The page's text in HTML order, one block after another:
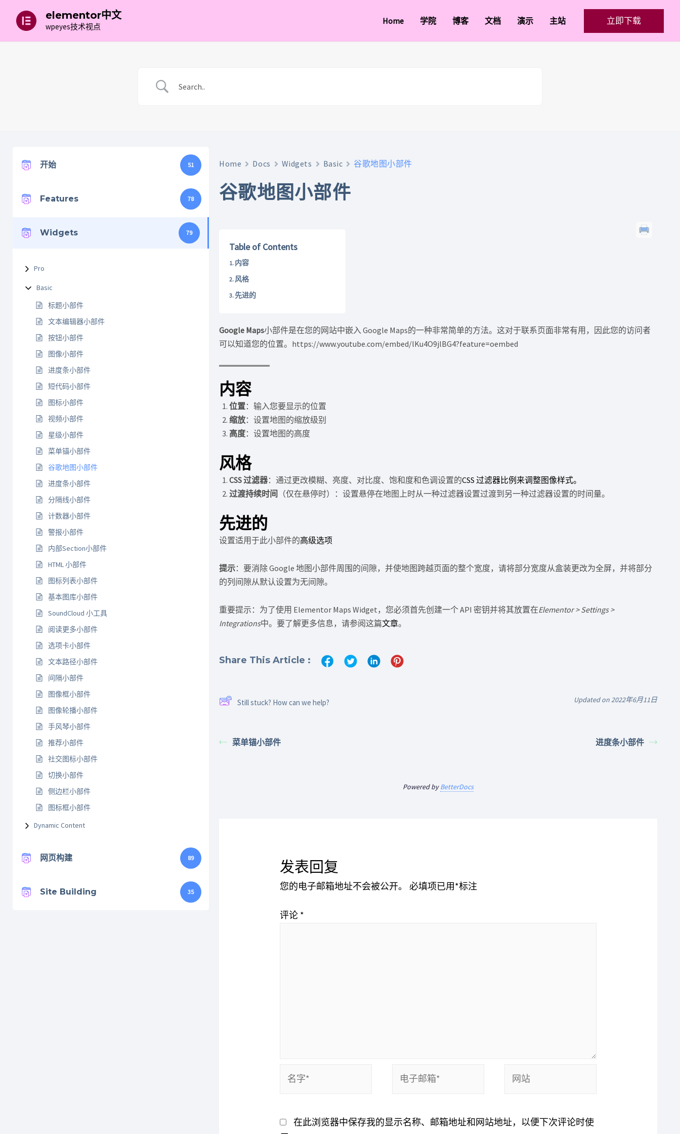
elementor中文
wpeyes技术视点
Home 学院 博客 文档 演示 主站 立即下载
开始 51
Features 78
Widgets 79
Pro
Basic
标题小部件
文本编辑器小部件
按钮小部件
图像小部件
进度条小部件
短代码小部件
图标小部件
视频小部件
星级小部件
菜单锚小部件
谷歌地图小部件
进度条小部件
分隔线小部件
计数器小部件
警报小部件
内部Section小部件
HTML 小部件
图标列表小部件
基本图库小部件
SoundCloud 小工具
阅读更多小部件
选项卡小部件
文本路径小部件
间隔小部件
图像框小部件
图像轮播小部件
手风琴小部件
推荐小部件
社交图标小部件
切换小部件
侧边栏小部件
图标框小部件
Dynamic Content
网页构建 89
Site Building 35
Home Docs Widgets Basic 谷歌地图小部件
谷歌地图小部件
Table of Contents
内容
风格
先进的
Google Maps小部件是在您的网站中嵌入 Google Maps的一种非常简单的方法。这对于联系页面非常有用，因此您的访问者
可以知道您的位置。https://www.youtube.com/embed/lKu4O9jlBG4?feature=oembed
内容
位置：输入您要显示的位置
缩放：设置地图的缩放级别
高度：设置地图的高度
风格
CSS 过滤器：通过更改模糊、亮度、对比度、饱和度和色调设置的CSS 过滤器比例来调整图像样式。
过渡持续时间
（仅在悬停时）：设置悬停在地图上时从一种过滤器设置过渡到另一种过滤器设置的时间量。
先进的
设置适用于此小部件的高级选项
提示：要消除 Google 地图小部件周围的间隙，并使地图跨越页面的整个宽度，请将部分宽度从盒装更改为全屏，并将部分
的列间隙从默认设置为无间隙。
重要提示：为了使用 Elementor Maps Widget，您必须首先创建一个 API 密钥并将其放置在Elementor > Settings >
Integrations中。要了解更多信息，请参阅这篇文章。
Share This Article :
Still stuck? How can we help? Updated on 2022年6月11日
菜单锚小部件 进度条小部件
Powered byBetterDocs
发表回复
您的电子邮箱地址不会被公开。 必填项已用*标注
评论 *
箱
站
在此浏览器中保存我的显示名称、邮箱地址和网站地址，以便下次评论时使